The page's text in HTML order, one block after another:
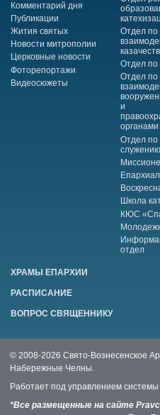
Комментарий дня
Публикации
Жития святых
Новости митрополии
Церковные новости
Фоторепортажи
Видеосюжеты
Отдел по
Отдел по
Отдел по
и
органами
Отдел
служению
Школа
КЮС
отдел
ХРАМЫ ЕПАРХИИ
РАСПИСАНИЕ
ВОПРОС СВЯЩЕННИКУ
© 2008-2026 Свято-Вознесенское
Набережные Челны.
Работает под управлением системы
*Все размещенные на сайте